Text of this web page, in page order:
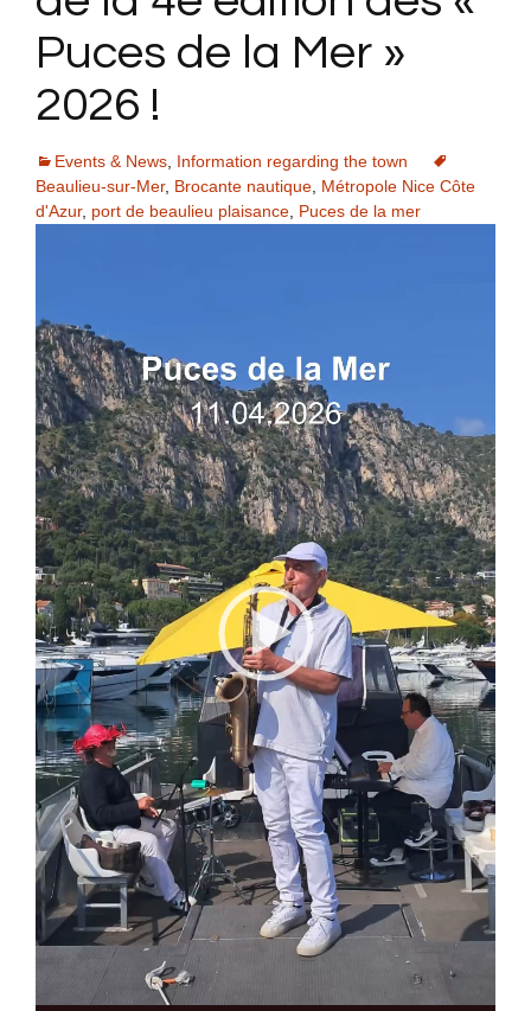
Puces de la Mer »
2026 !
Events & News Information regarding the town
Beaulieu-sur-Mer, Brocante nautique Métropole Nice Côte
d'Azur, port de beaulieu plaisance Puces de la mer